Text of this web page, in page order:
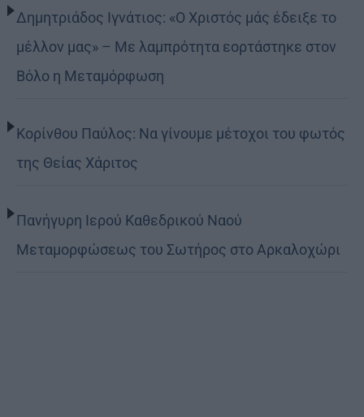
Δημητριάδος Ιγνάτιος: «Ο Χριστός μάς έδειξε το
μέλλον μας» – Με λαμπρότητα εορτάστηκε στον
Βόλο η Μεταμόρφωση
Κορίνθου Παύλος: Να γίνουμε μέτοχοι του φωτός
της Θείας Χάριτος
Πανήγυρη Ιερού Καθεδρικού Ναού
Μεταμορφώσεως του Σωτήρος στο Αρκαλοχώρι